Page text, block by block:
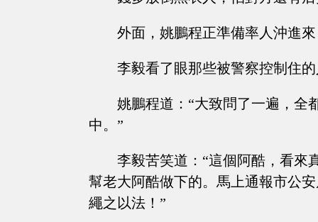
外面，姚鵬程正準備率人沖進
李毅看了眼那些被警察控制住
姚鵬程道：“大致問了一遍，全
中。”
李毅苦笑道：“這個阿酷，看來
幫老大阿酷做下的。馬上通報市公
繩之以法！”